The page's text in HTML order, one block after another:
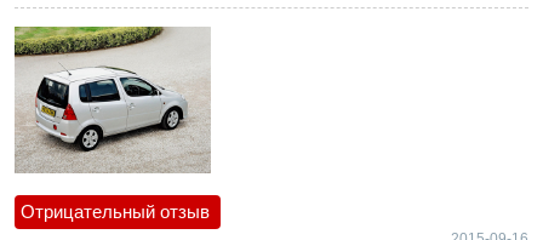
Отрицательный отзыв